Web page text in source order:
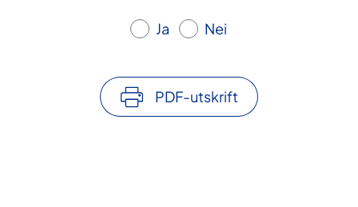
Ja Nei
PDF-utskrift